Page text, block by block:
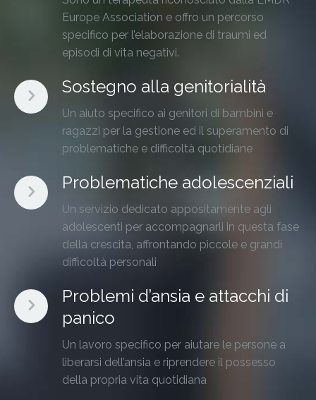
Europe Association e offro un percorso
specifico per l’elaborazione di traumi ed
episodi di vita negativi.
Sostegno alla genitorialità
Un aiuto specifico ai genitori di bambini e
ragazzi per la gestione ed il superamento di
problematiche e difficoltà quotidiane
Problematiche adolescenziali
Un servizio dedicato appositamente agli
adolescenti per accompagnarli in questa fase
della crescita, affrontando piccole e grandi
difficoltà personali
Problemi d’ansia e attacchi di
panico
Un lavoro specifico per aiutare le persone a
liberarsi dell’ansia e riprendere il possesso
della propria vita quotidiana